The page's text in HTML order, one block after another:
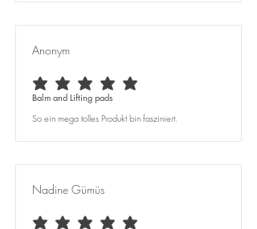
Anonym
durchschnittliches Rating ist 5 von 5
Balm and Lifting pads
So ein mega tolles Produkt bin fasziniert.
Nadine Gümüs